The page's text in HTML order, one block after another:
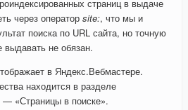
страниц в выдаче
через оператор site:, что мы и
поиска по URL сайта, но точную
выдавать не обязан.
в Яндекс.Вебмастере.
находится в разделе
— «Страницы в поиске».